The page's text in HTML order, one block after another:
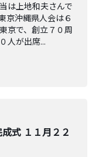
は上地和夫さんで
京沖縄県人会は６
京で、創立７０周
人が出席...
式 １１月２２